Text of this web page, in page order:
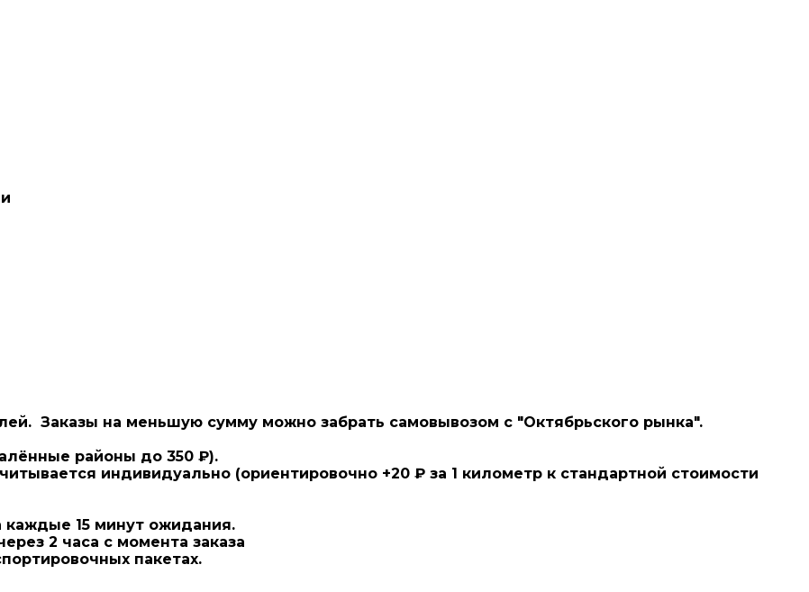
Заказы на меньшую сумму можно забрать самовывозом с "Октябрьского рынка".
районы до 350 ₽).
индивидуально (ориентировочно +20 ₽ за 1 километр к стандартной стоимости
каждые 15 минут ожидания.
2 часа с момента заказа
пакетах.